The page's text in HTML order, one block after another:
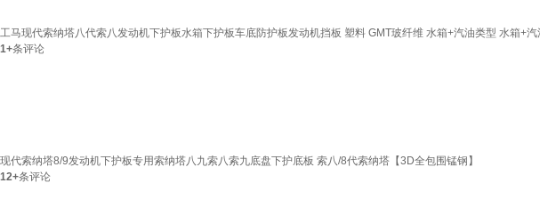
工马现代索纳塔八代索八发动机下护板水箱下护板车底防护板发动机挡板 塑料 GMT玻纤维 水箱+汽油类型 水箱+
1+条评论
现代索纳塔8/9发动机下护板专用索纳塔八九索八索九底盘下护底板 索八/8代索纳塔【3D全包围锰钢】
12+条评论